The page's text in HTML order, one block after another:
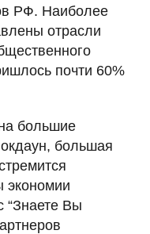
РФ. Наиболее
отрасли
почти 60%
большие
большая
экономии
“Знаете Вы